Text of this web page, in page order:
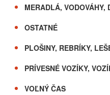
MERADLÁ, VODOVÁHY,
OSTATNÉ
PLOŠINY, REBRÍKY,
PRÍVESNÉ VOZÍKY,
VOĽNÝ ČAS